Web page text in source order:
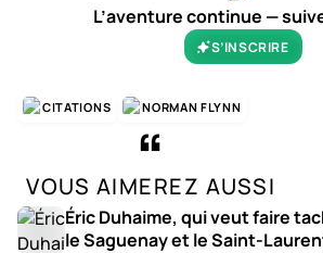
L’aventure continue —
S’INSCRIRE
CITATIONS NORMAN FLYNN
VOUS AIMEREZ AUSSI
Éric Duhaime, qui veut faire
le Saguenay et le Saint-